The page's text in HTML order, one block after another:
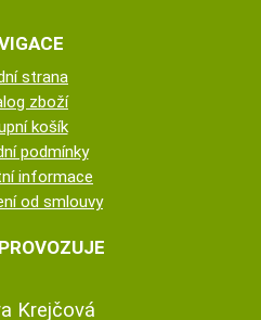
strana
zboží
košík
podmínky
informace
od smlouvy
Krejčová